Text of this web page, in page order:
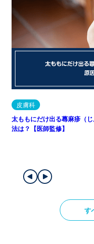
皮膚科
太ももにだけ出る蕁麻疹（
法は？【医師監修】
す